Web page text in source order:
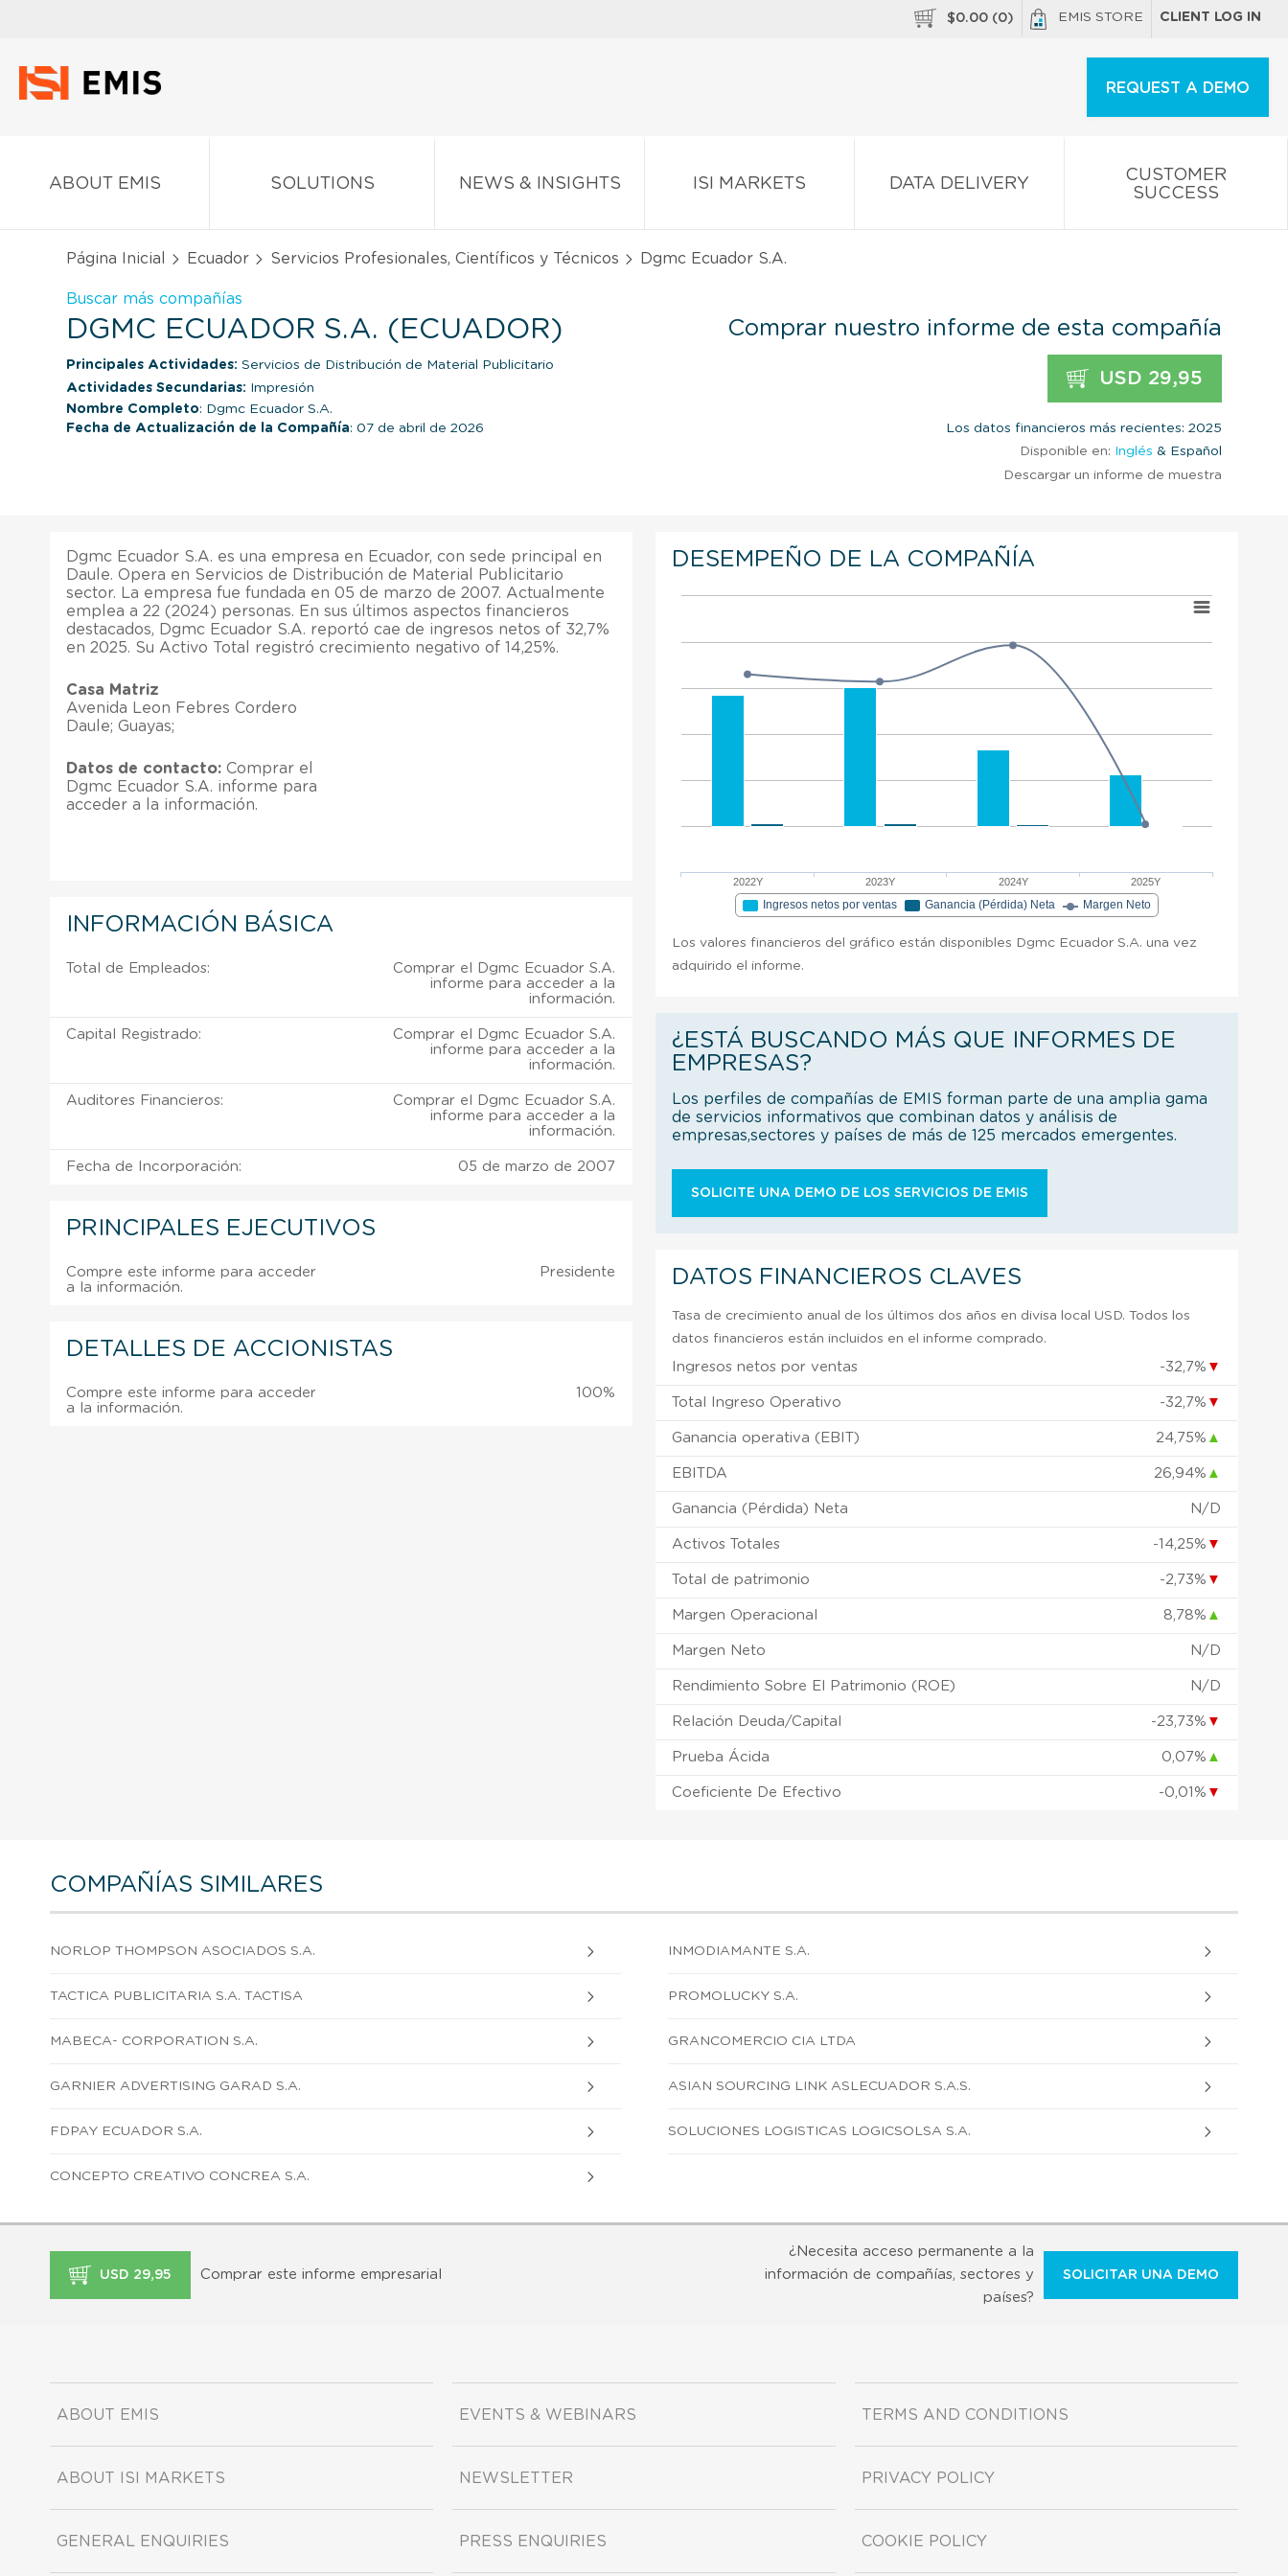
$0.00 (0) EMIS STORE CLIENT LOG IN
REQUEST A DEMO
ABOUT EMIS SOLUTIONS NEWS & INSIGHTS ISI MARKETS DATA DELIVERY
CUSTOMER
SUCCESS
Página Inicial Ecuador Servicios Profesionales, Científicos y Técnicos Dgmc Ecuador S.A.
Buscar más compañías
DGMC ECUADOR S.A. (ECUADOR)
Principales Actividades: Servicios de Distribución de Material Publicitario
Actividades Secundarias: Impresión
Nombre Completo: Dgmc Ecuador S.A.
Fecha de Actualización de la Compañía: 07 de abril de 2026
Comprar nuestro informe de esta compañía
USD 29,95
Los datos financieros más recientes: 2025
Disponible en: Inglés & Español
Descargar un informe de muestra
Dgmc Ecuador S.A. es una empresa en Ecuador, con sede principal en
Daule. Opera en Servicios de Distribución de Material Publicitario
sector. La empresa fue fundada en 05 de marzo de 2007. Actualmente
emplea a 22 (2024) personas. En sus últimos aspectos financieros
destacados, Dgmc Ecuador S.A. reportó cae de ingresos netos of 32,7%
en 2025. Su Activo Total registró crecimiento negativo of 14,25%.
Casa Matriz
Avenida Leon Febres Cordero
Daule; Guayas;
Datos de contacto: Comprar el
Dgmc Ecuador S.A. informe para
acceder a la información.
INFORMACIÓN BÁSICA
Total de Empleados:
Comprar el Dgmc Ecuador S.A.
informe para acceder a la
información.
Capital Registrado:
Comprar el Dgmc Ecuador S.A.
informe para acceder a la
información.
Auditores Financieros:
Comprar el Dgmc Ecuador S.A.
informe para acceder a la
información.
Fecha de Incorporación: 05 de marzo de 2007
PRINCIPALES EJECUTIVOS
Compre este informe para acceder
a la información.
Presidente
DETALLES DE ACCIONISTAS
Compre este informe para acceder
a la información.
100%
DESEMPEÑO DE LA COMPAÑÍA
2022Y 2023Y 2024Y 2025Y
Ingresos netos por ventas Ganancia (Pérdida) Neta Margen Neto
Los valores financieros del gráfico están disponibles Dgmc Ecuador S.A. una vez
adquirido el informe.
¿ESTÁ BUSCANDO MÁS QUE INFORMES DE
EMPRESAS?
Los perfiles de compañías de EMIS forman parte de una amplia gama
de servicios informativos que combinan datos y análisis de
empresas,sectores y países de más de 125 mercados emergentes.
SOLICITE UNA DEMO DE LOS SERVICIOS DE EMIS
DATOS FINANCIEROS CLAVES
Tasa de crecimiento anual de los últimos dos años en divisa local USD. Todos los
datos financieros están incluidos en el informe comprado.
Ingresos netos por ventas -32,7% ▼
Total Ingreso Operativo -32,7% ▼
Ganancia operativa (EBIT) 24,75% ▲
EBITDA 26,94% ▲
Ganancia (Pérdida) Neta N/D
Activos Totales -14,25% ▼
Total de patrimonio -2,73% ▼
Margen Operacional 8,78% ▲
Margen Neto N/D
Rendimiento Sobre El Patrimonio (ROE) N/D
Relación Deuda/Capital -23,73% ▼
Prueba Ácida 0,07% ▲
Coeficiente De Efectivo -0,01% ▼
COMPAÑÍAS SIMILARES
NORLOP THOMPSON ASOCIADOS S.A. INMODIAMANTE S.A.
TACTICA PUBLICITARIA S.A. TACTISA PROMOLUCKY S.A.
MABECA- CORPORATION S.A. GRANCOMERCIO CIA LTDA
GARNIER ADVERTISING GARAD S.A. ASIAN SOURCING LINK ASLECUADOR S.A.S.
FDPAY ECUADOR S.A. SOLUCIONES LOGISTICAS LOGICSOLSA S.A.
CONCEPTO CREATIVO CONCREA S.A.
USD 29,95 Comprar este informe empresarial
¿Necesita acceso permanente a la
información de compañías, sectores y
países?
SOLICITAR UNA DEMO
ABOUT EMIS
ABOUT ISI MARKETS
GENERAL ENQUIRIES
EVENTS & WEBINARS
NEWSLETTER
PRESS ENQUIRIES
TERMS AND CONDITIONS
PRIVACY POLICY
COOKIE POLICY